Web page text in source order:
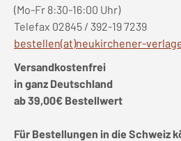
(Mo-Fr 8:30-16:00 Uhr)
Telefax 02845 / 392-19 7239
bestellen(at)neukirchener-
Versandkostenfrei
in ganz Deutschland
ab 39,00€ Bestellwert
Für Bestellungen in die Schweiz